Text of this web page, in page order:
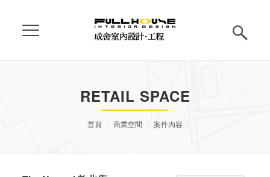
RETAIL SPACE
首頁 商業空間 案件內容